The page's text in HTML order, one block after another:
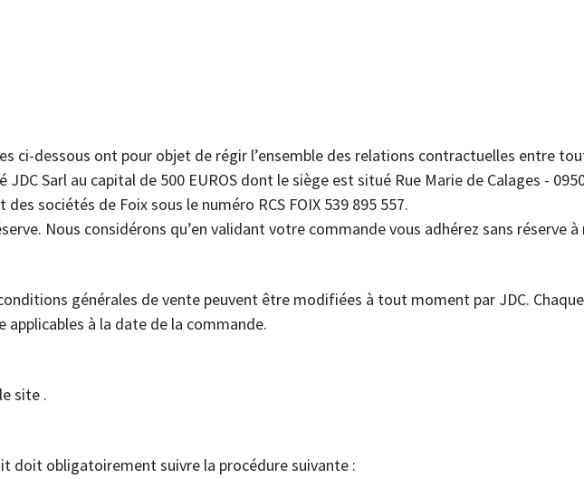
ci-dessous ont pour objet de régir l’ensemble des relations contractuelles entre
JDC Sarl au capital de 500 EUROS dont le siège est situé Rue Marie de Calages -
sociétés de Foix sous le numéro RCS FOIX 539 895 557.
Nous considérons qu’en validant votre commande vous adhérez sans réserve
générales de vente peuvent être modifiées à tout moment par JDC.
à la date de la commande.
site .
doit obligatoirement suivre la procédure suivante :